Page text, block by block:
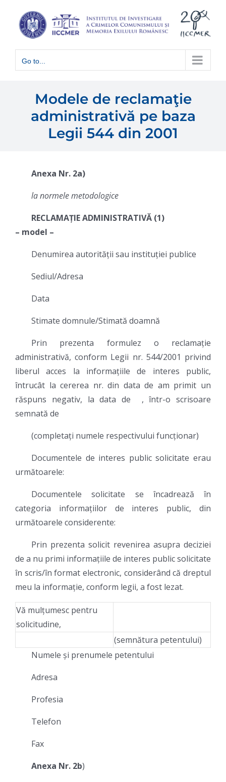
content
Go to...
Modele de reclamaţie
administrativă pe baza
Legii 544 din 2001
Anexa Nr. 2a)
la normele metodologice
RECLAMAȚIE ADMINISTRATIVĂ (1)
– model –
Denumirea autorității sau instituției publice
Sediul/Adresa
Data
Stimate domnule/Stimată doamnă
Prin prezenta formulez o reclamație
administrativă, conform Legii nr. 544/2001 privind
liberul acces la informațiile de interes public,
întrucât la cererea nr. din data de am primit un
răspuns negativ, la data de , într-o scrisoare
semnată de
(completați numele respectivului funcționar)
Documentele de interes public solicitate erau
următoarele:
Documentele solicitate se încadrează în
categoria informațiilor de interes public, din
următoarele considerente:
Prin prezenta solicit revenirea asupra deciziei
de a nu primi informațiile de interes public solicitate
în scris/în format electronic, considerând că dreptul
meu la informație, conform legii, a fost lezat.
Vă mulțumesc pentru
solicitudine,
(semnătura petentului)
Numele și prenumele petentului
Adresa
Profesia
Telefon
Fax
Anexa Nr. 2b)